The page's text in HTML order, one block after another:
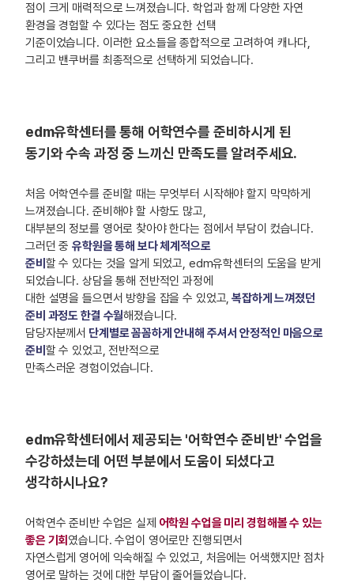
점이 크게 매력적으로 느껴졌습니다. 학업과 함께 다양한 자연
환경을 경험할 수 있다는 점도 중요한 선택
기준이었습니다. 이러한 요소들을 종합적으로 고려하여 캐나다,
그리고 밴쿠버를 최종적으로 선택하게 되었습니다.
edm유학센터를 통해 어학연수를 준비하시게 된
동기와 수속 과정 중 느끼신 만족도를 알려주세요.
처음 어학연수를 준비할 때는 무엇부터 시작해야 할지 막막하게
느껴졌습니다. 준비해야 할 사항도 많고,
대부분의 정보를 영어로 찾아야 한다는 점에서 부담이 컸습니다.
그러던 중유학원을 통해 보다 체계적으로
준비 할 수 있다는 것을 알게 되었고, edm유학센터의 도움을 받게
되었습니다. 상담을 통해 전반적인 과정에
대한 설명을 들으면서 방향을 잡을 수 있었고, 복잡하게 느껴졌던
준비 과정도 한결 수월해졌습니다.
담당자분께서 단계별로 꼼꼼하게 안내해 주셔서 안정적인 마음으로
준비 할 수 있었고, 전반적으로
만족스러운 경험이었습니다.
edm유학센터에서 제공되는 '어학연수 준비반' 수업을
수강하셨는데 어떤 부분에서 도움이 되셨다고
생각하시나요?
어학연수 준비반 수업은 실제 어학원 수업을 미리 경험해볼 수 있는
좋은 기회 였습니다. 수업이 영어로만 진행되면서
자연스럽게 영어에 익숙해질 수 있었고, 처음에는 어색했지만 점차
영어로 말하는 것에 대한 부담이 줄어들었습니다.